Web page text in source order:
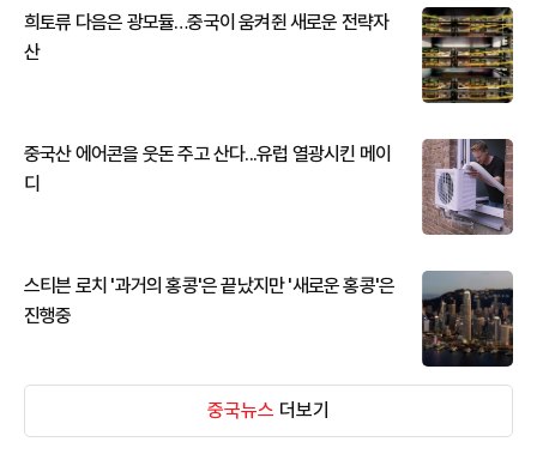
희토류 다음은 광모듈…중국이 움켜쥔 새로운 전략자
산
중국산 에어콘을 웃돈 주고 산다...유럽 열광시킨 메이
디
스티븐 로치 '과거의 홍콩'은 끝났지만 '새로운 홍콩'은
진행중
중국뉴스 더보기